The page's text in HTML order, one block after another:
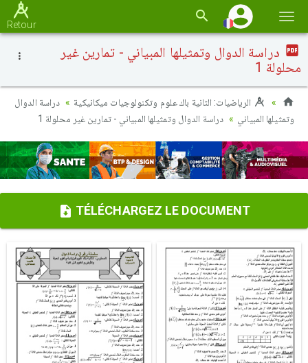
la
Retour
دراسة الدوال وتمثيلها المبياني - تمارين غير
محلولة 1
الرياضيات: الثانية باك علوم وتكنولوجيات ميكانيكية
دراسة الدوال
وتمثيلها المبياني
دراسة الدوال وتمثيلها المبياني - تمارين غير محلولة 1
TÉLÉCHARGEZ LE DOCUMENT